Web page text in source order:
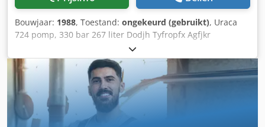
Bouwjaar: 1988, Toestand: ongekeurd (gebruikt), Uraca
724 pomp, 330 bar 267 liter Dodjh Tyfropfx Agfjkr